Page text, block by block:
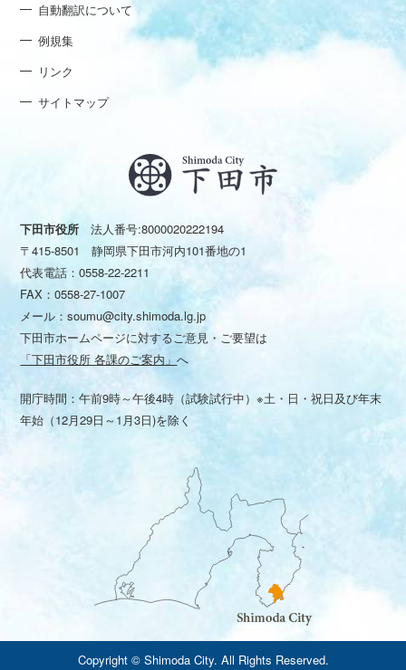
自動翻訳について
例規集
リンク
サイトマップ
下田市役所 法人番号:8000020222194
〒415-8501 静岡県下田市河内101番地の1
代表電話：0558-22-2211
FAX：0558-27-1007
メール：soumu@city.shimoda.lg.jp
下田市ホームページに対するご意見・ご要望は
「下田市役所 各課のご案内」へ
開庁時間：午前9時～午後4時（試験試行中）※土・日・祝日及び年末
年始（12月29日～1月3日)を除く
Copyright © Shimoda City. All Rights Reserved.